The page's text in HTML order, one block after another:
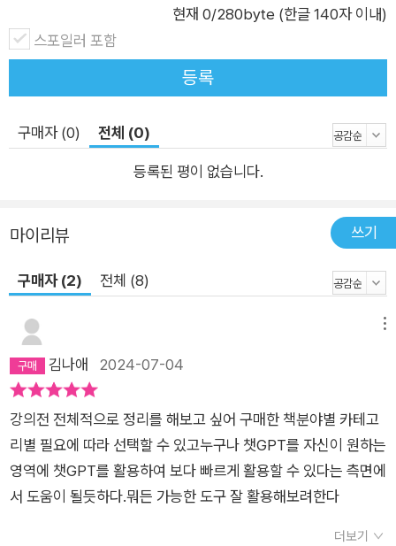
현재 0/280byte (한글 140자 이내)
스포일러 포함
등록
구매자 (0) 전체 (0)
등록된 평이 없습니다.
마이리뷰 쓰기
구매자 (2) 전체 (8)
김나애 2024-07-04
강의전 전체적으로 정리를 해보고 싶어 구매한 책분야별 카테고
리별 필요에 따라 선택할 수 있고누구나 챗GPT를 자신이 원하는
영역에 챗GPT를 활용하여 보다 빠르게 활용할 수 있다는 측면에
서 도움이 될듯하다.뭐든 가능한 도구 잘 활용해보려한다
더보기